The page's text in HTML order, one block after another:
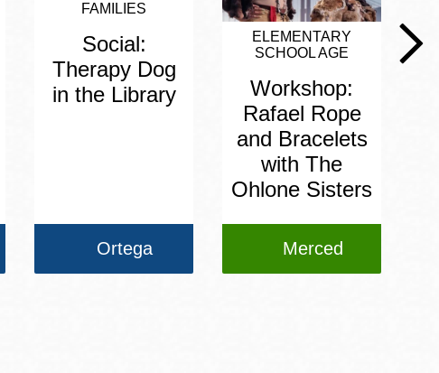
FAMILIES
Social:
Therapy Dog
in the Library
Ortega
ELEMENTARY
SCHOOL AGE
Workshop:
Rafael Rope
and Bracelets
with The
Ohlone Sisters
Merced